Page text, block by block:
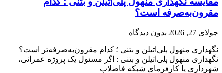
مقرون‌به‌صرفه است؟
جولای 27, 2026 بدون دیدگاه
نگهداری منهول پلی‌اتیلن و بتنی ؛ کدام مقرون‌به‌صرفه‌تر است؟
نگهداری منهول پلی‌اتیلن و بتنی : اگر مسئول یک پروژه عمرانی،
شهرداری یا کارفرمای شبکه فاضلاب